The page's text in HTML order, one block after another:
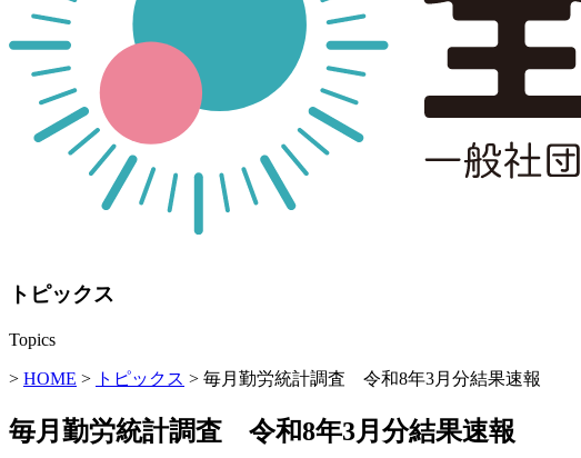
トピックス
Topics
> HOME > トピックス > 毎月勤労統計調査 令和8年3月分結果速報
毎月勤労統計調査 令和8年3月分結果速報